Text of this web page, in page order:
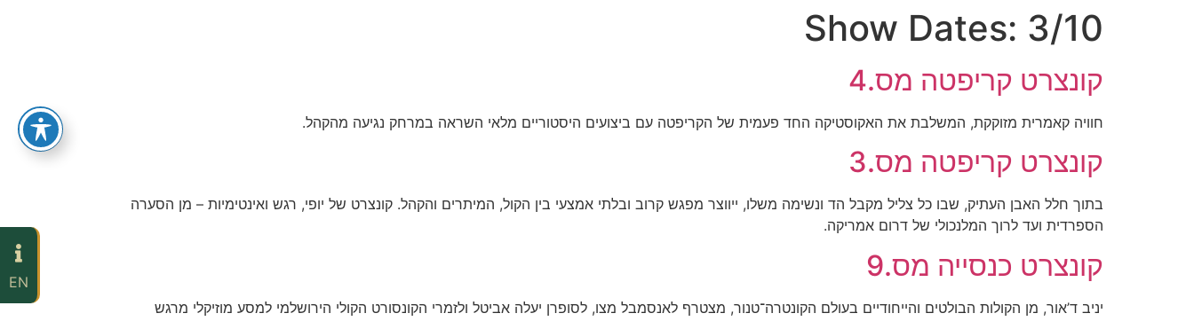
Show Dates: 3/10
קונצרט קריפטה מס.4
​חוויה קאמרית מזוקקת, המשלבת את האקוסטיקה החד פעמית של הקריפטה עם ביצועים היסטוריים מלאי השראה במרחק נגיעה מהקהל.
קונצרט קריפטה מס.3
בתוך חלל האבן העתיק, שבו כל צליל מקבל הד ונשימה משלו, ייווצר מפגש קרוב ובלתי אמצעי בין הקול, המיתרים והקהל. קונצרט של יופי, רגש ואינטימיות – מן הסערה
הספרדית ועד לרוך המלנכולי של דרום אמריקה.
קונצרט כנסייה מס.9
יניב ד’אור, מן הקולות הבולטים והייחודיים בעולם הקונטרה־טנור, מצטרף לאנסמבל מצו, לסופרן יעלה אביטל ולזמרי הקונסורט הקולי הירושלמי למסע מוזיקלי מרגש
EN